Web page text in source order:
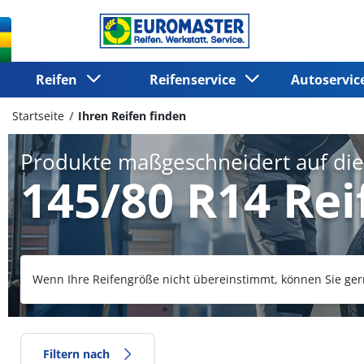
Reifen Reifenservice
Startseite Ihren Reifen finden
Produkte maßgeschneidert auf
145/80 R14
Wenn Ihre Reifengröße nicht übereinstimmt, können Sie
Filtern nach